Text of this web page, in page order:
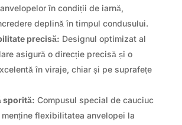
în condiții de iarnă,
deplină în timpul condusului.
precisă: Designul optimizat al
asigură o direcție precisă și o
în viraje, chiar și pe suprafețe
sporită: Compusul special de cauciuc
menține flexibilitatea anvelopei la